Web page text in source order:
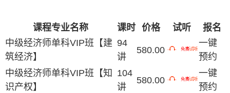
课程专业名称 课时 价格 试听
报名
中级经济师单科VIP班【建
筑经济】
94
讲
580.00
一键
预约
中级经济师单科VIP班【知
识产权】
104
讲
580.00
一键
预约